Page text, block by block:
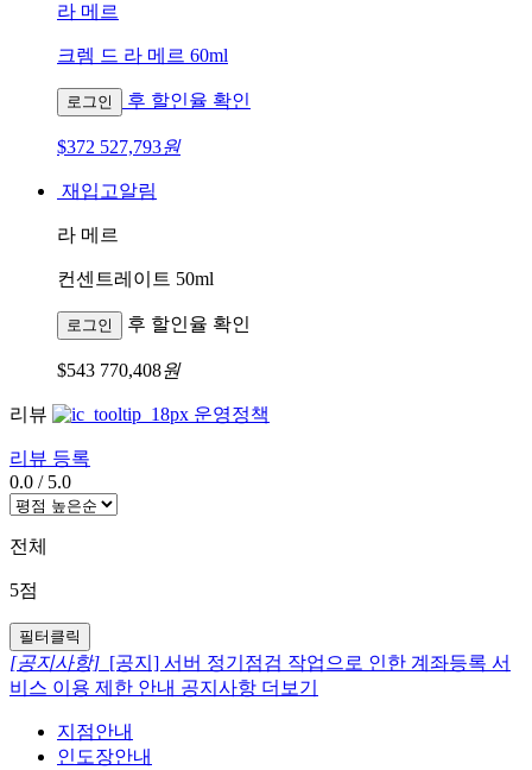
라 메르
크렘 드 라 메르 60ml
로그인 후 할인율 확인
$372 527,793원
재입고알림
라 메르
컨센트레이트 50ml
로그인 후 할인율 확인
$543 770,408원
리뷰 운영정책
리뷰 등록
0.0 / 5.0
전체
5점
필터클릭
[공지사항] [공지] 서버 정기점검 작업으로 인한 계좌등록 서
비스 이용 제한 안내 공지사항 더보기
지점안내
인도장안내